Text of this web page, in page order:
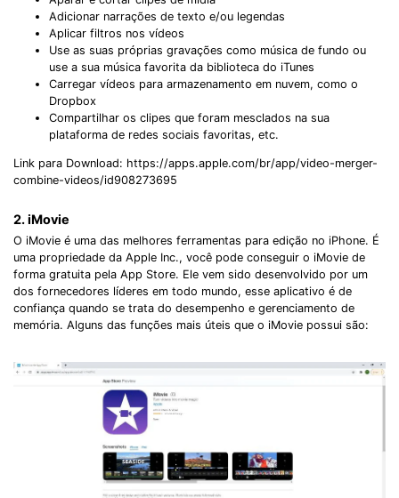
Adicionar narrações de texto e/ou legendas
Aplicar filtros nos vídeos
Use as suas próprias gravações como música de fundo ou
use a sua música favorita da biblioteca do iTunes
Carregar vídeos para armazenamento em nuvem, como o
Dropbox
Compartilhar os clipes que foram mesclados na sua
plataforma de redes sociais favoritas, etc.
Link para Download: https://apps.apple.com/br/app/video-merger-
combine-videos/id908273695
2. iMovie
O iMovie é uma das melhores ferramentas para edição no iPhone. É
uma propriedade da Apple Inc., você pode conseguir o iMovie de
forma gratuita pela App Store. Ele vem sido desenvolvido por um
dos fornecedores líderes em todo mundo, esse aplicativo é de
confiança quando se trata do desempenho e gerenciamento de
memória. Alguns das funções mais úteis que o iMovie possui são: